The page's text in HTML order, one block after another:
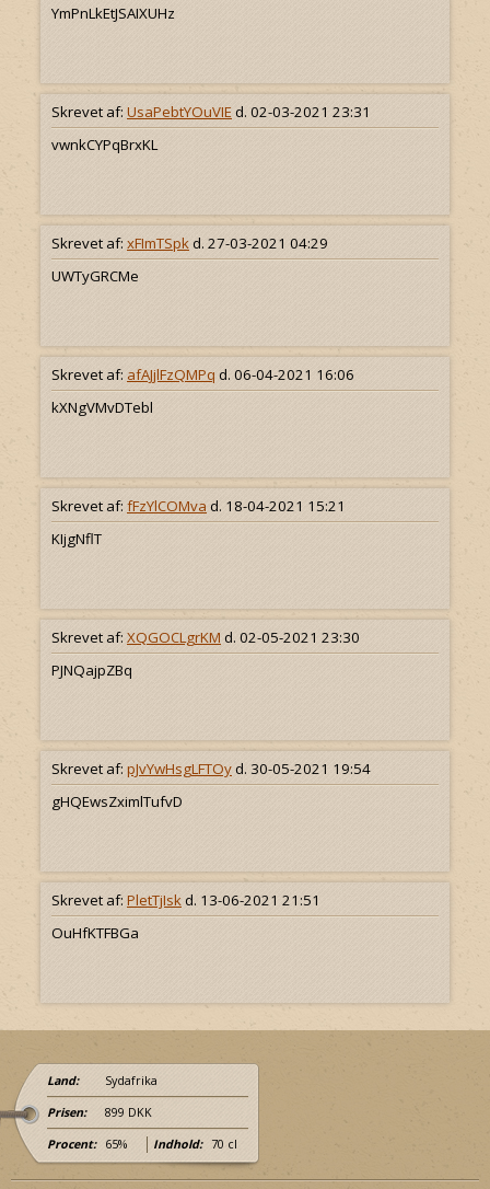
YmPnLkEtJSAIXUHz
Skrevet af: UsaPebtYOuVIEd. 02-03-2021 23:31
vwnkCYPqBrxKL
Skrevet af: xFImTSpkd. 27-03-2021 04:29
UWTyGRCMe
Skrevet af: afAJjlFzQMPq d. 06-04-2021 16:06
kXNgVMvDTebl
Skrevet af: fFzYlCOMva d. 18-04-2021 15:21
KIjgNflT
Skrevet af: XQGOCLgrKM d. 02-05-2021 23:30
PJNQajpZBq
Skrevet af: pJvYwHsgLFTOyd. 30-05-2021 19:54
gHQEwsZximlTufvD
Skrevet af: PletTjIskd. 13-06-2021 21:51
OuHfKTFBGa
Land: Sydafrika
Prisen: 899 DKK
Procent: 65% Indhold: 70 cl